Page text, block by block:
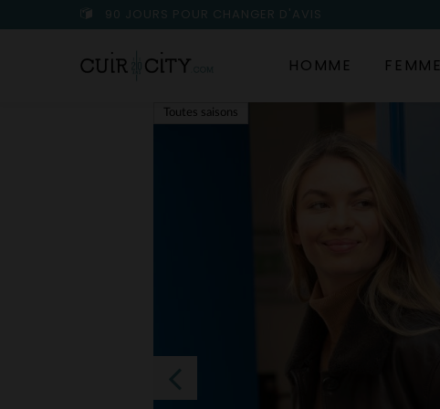
90 JOURS POUR CHANGER D'AVIS
HOMME FEMME
Toutes saisons